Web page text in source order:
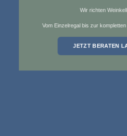
Wir richten
Vom Einzelregal bis zur
JETZT BERATEN